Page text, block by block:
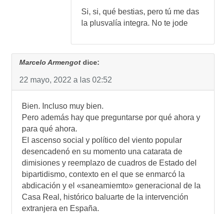
Si, si, qué bestias, pero tú me das
la plusvalía integra. No te jode
Marcelo Armengot dice:
22 mayo, 2022 a las 02:52
Bien. Incluso muy bien.
Pero además hay que preguntarse por qué ahora y
para qué ahora.
El ascenso social y político del viento popular
desencadenó en su momento una catarata de
dimisiones y reemplazo de cuadros de Estado del
bipartidismo, contexto en el que se enmarcó la
abdicación y el «saneamiemto» generacional de la
Casa Real, histórico baluarte de la intervención
extranjera en España.